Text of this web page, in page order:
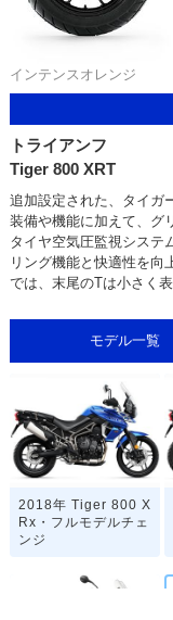
インテンスオレンジ
トライアンフ
Tiger 800 XRT
追加設定された、タイガ
装備や機能に加えて、グ
タイヤ空気圧監視システ
リング機能と快適性を向
では、末尾のTは小さく表
モデル一覧
2018年 Tiger 800 X
Rx・フルモデルチェ
ンジ